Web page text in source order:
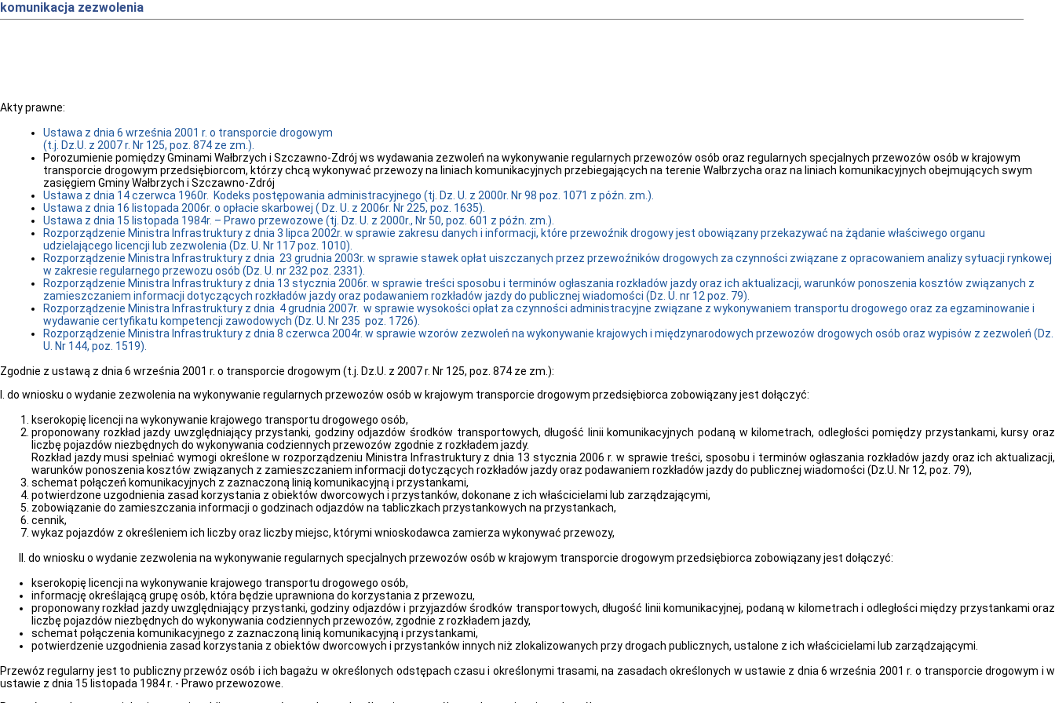
komunikacja zezwolenia
Akty prawne:
Ustawa z dnia 6 września 2001 r. o transporcie drogowym
(t.j. Dz.U. z 2007 r. Nr 125, poz. 874 ze zm.).
Porozumienie pomiędzy Gminami Wałbrzych i Szczawno-Zdrój ws wydawania zezwoleń na wykonywanie regularnych przewozów osób oraz regularnych specjalnych przewozów osób w krajowym
transporcie drogowym przedsiębiorcom, którzy chcą wykonywać przewozy na liniach komunikacyjnych przebiegających na terenie Wałbrzycha oraz na liniach komunikacyjnych obejmujących swym
zasięgiem Gminy Wałbrzych i Szczawno-Zdrój
Ustawa z dnia 14 czerwca 1960r. Kodeks postępowania administracyjnego (tj. Dz. U. z 2000r. Nr 98 poz. 1071 z późn. zm.).
Ustawa z dnia 16 listopada 2006r. o opłacie skarbowej ( Dz. U. z 2006r. Nr 225, poz. 1635).
Ustawa z dnia 15 listopada 1984r. – Prawo przewozowe (tj. Dz. U. z 2000r., Nr 50, poz. 601 z późn. zm.).
Rozporządzenie Ministra Infrastruktury z dnia 3 lipca 2002r. w sprawie zakresu danych i informacji, które przewoźnik drogowy jest obowiązany przekazywać na żądanie właściwego organu
udzielającego licencji lub zezwolenia (Dz. U. Nr 117 poz. 1010).
Rozporządzenie Ministra Infrastruktury z dnia 23 grudnia 2003r. w sprawie stawek opłat uiszczanych przez przewoźników drogowych za czynności związane z opracowaniem analizy sytuacji rynkowej
w zakresie regularnego przewozu osób (Dz. U. nr 232 poz. 2331).
Rozporządzenie Ministra Infrastruktury z dnia 13 stycznia 2006r. w sprawie treści sposobu i terminów ogłaszania rozkładów jazdy oraz ich aktualizacji, warunków ponoszenia kosztów związanych z
zamieszczaniem informacji dotyczących rozkładów jazdy oraz podawaniem rozkładów jazdy do publicznej wiadomości (Dz. U. nr 12 poz. 79).
Rozporządzenie Ministra Infrastruktury z dnia 4 grudnia 2007r. w sprawie wysokości opłat za czynności administracyjne związane z wykonywaniem transportu drogowego oraz za egzaminowanie i
wydawanie certyfikatu kompetencji zawodowych (Dz. U. Nr 235 poz. 1726).
Rozporządzenie Ministra Infrastruktury z dnia 8 czerwca 2004r. w sprawie wzorów zezwoleń na wykonywanie krajowych i międzynarodowych przewozów drogowych osób oraz wypisów z zezwoleń (Dz.
U. Nr 144, poz. 1519).
Zgodnie z ustawą z dnia 6 września 2001 r. o transporcie drogowym (t.j. Dz.U. z 2007 r. Nr 125, poz. 874 ze zm.):
I. do wniosku o wydanie zezwolenia na wykonywanie regularnych przewozów osób w krajowym transporcie drogowym przedsiębiorca zobowiązany jest dołączyć:
kserokopię licencji na wykonywanie krajowego transportu drogowego osób,
proponowany rozkład jazdy uwzględniający przystanki, godziny odjazdów środków transportowych, długość linii komunikacyjnych podaną w kilometrach, odległości pomiędzy przystankami, kursy oraz
liczbę pojazdów niezbędnych do wykonywania codziennych przewozów zgodnie z rozkładem jazdy.
Rozkład jazdy musi spełniać wymogi określone w rozporządzeniu Ministra Infrastruktury z dnia 13 stycznia 2006 r. w sprawie treści, sposobu i terminów ogłaszania rozkładów jazdy oraz ich aktualizacji,
warunków ponoszenia kosztów związanych z zamieszczaniem informacji dotyczących rozkładów jazdy oraz podawaniem rozkładów jazdy do publicznej wiadomości (Dz.U. Nr 12, poz. 79),
schemat połączeń komunikacyjnych z zaznaczoną linią komunikacyjną i przystankami,
potwierdzone uzgodnienia zasad korzystania z obiektów dworcowych i przystanków, dokonane z ich właścicielami lub zarządzającymi,
zobowiązanie do zamieszczania informacji o godzinach odjazdów na tabliczkach przystankowych na przystankach,
cennik,
wykaz pojazdów z określeniem ich liczby oraz liczby miejsc, którymi wnioskodawca zamierza wykonywać przewozy,
II. do wniosku o wydanie zezwolenia na wykonywanie regularnych specjalnych przewozów osób w krajowym transporcie drogowym przedsiębiorca zobowiązany jest dołączyć:
kserokopię licencji na wykonywanie krajowego transportu drogowego osób,
informację określającą grupę osób, która będzie uprawniona do korzystania z przewozu,
proponowany rozkład jazdy uwzględniający przystanki, godziny odjazdów i przyjazdów środków transportowych, długość linii komunikacyjnej, podaną w kilometrach i odległości między przystankami oraz
liczbę pojazdów niezbędnych do wykonywania codziennych przewozów, zgodnie z rozkładem jazdy,
schemat połączenia komunikacyjnego z zaznaczoną linią komunikacyjną i przystankami,
potwierdzenie uzgodnienia zasad korzystania z obiektów dworcowych i przystanków innych niż zlokalizowanych przy drogach publicznych, ustalone z ich właścicielami lub zarządzającymi.
Przewóz regularny jest to publiczny przewóz osób i ich bagażu w określonych odstępach czasu i określonymi trasami, na zasadach określonych w ustawie z dnia 6 września 2001 r. o transporcie drogowym i w
ustawie z dnia 15 listopada 1984 r. - Prawo przewozowe.